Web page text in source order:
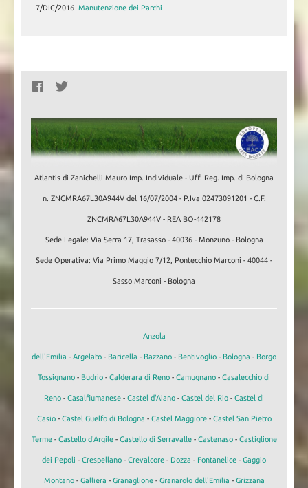
7/DIC/2016 Manutenzione dei Parchi
Atlantis di Zanichelli Mauro Imp. Individuale - Uff. Reg. Imp. di Bologna
n. ZNCMRA67L30A944V del 16/07/2004 - P.Iva 02473091201 - C.F.
ZNCMRA67L30A944V - REA BO-442178
Sede Legale: Via Serra 17, Trasasso - 40036 - Monzuno - Bologna
Sede Operativa: Via Primo Maggio 7/12, Pontecchio Marconi - 40044 -
Sasso Marconi - Bologna
Anzola
dell'Emilia - Argelato - Baricella - Bazzano - Bentivoglio - Bologna - Borgo
Tossignano - Budrio - Calderara di Reno - Camugnano - Casalecchio di
Reno - Casalfiumanese - Castel d'Aiano - Castel del Rio - Castel di
Casio- Castel Guelfo di Bologna - Castel Maggiore- Castel San Pietro
Terme- Castello d'Argile- Castello di Serravalle- Castenaso- Castiglione
dei Pepoli - Crespellano - Crevalcore - Dozza - Fontanelice - Gaggio
Montano- Galliera - Granaglione- Granarolo dell'Emilia - Grizzana